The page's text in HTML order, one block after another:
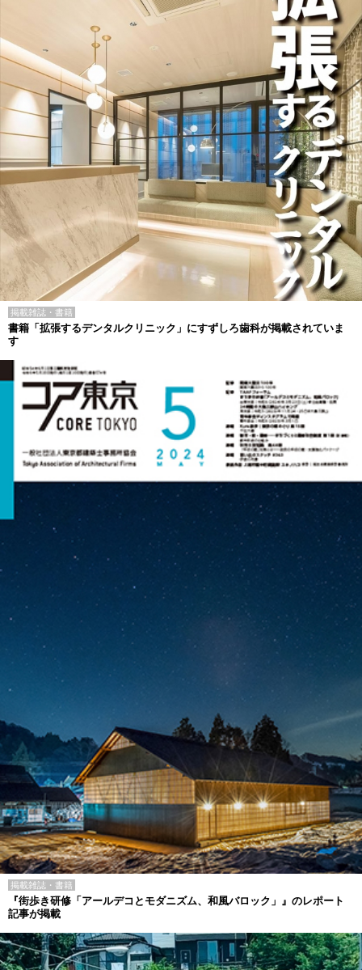
掲載雑誌・書籍
書籍「拡張するデンタルクリニック」にすずしろ歯科が掲載されていま
す
掲載雑誌・書籍
『街歩き研修「アールデコとモダニズム、和風バロック」』のレポート
記事が掲載